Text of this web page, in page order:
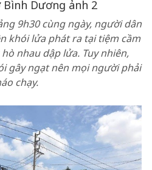
9h30 cùng ngày, người dân
khói lửa phát ra tại tiệm cầm
nhau dập lửa. Tuy nhiên,
gây ngạt nên mọi người phải
chạy.